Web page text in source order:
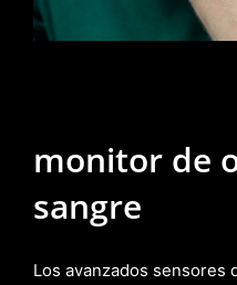
monitor de
sangre
Los avanzados sensores